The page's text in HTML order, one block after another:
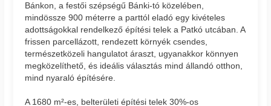
Bánkon, a festői szépségű Bánki-tó közelében,
mindössze 900 méterre a parttól eladó egy kivételes
adottságokkal rendelkező építési telek a Patkó utcában. A
frissen parcellázott, rendezett környék csendes,
természetközeli hangulatot áraszt, ugyanakkor könnyen
megközelíthető, és ideális választás mind állandó otthon,
mind nyaraló építésére.
A 1680 m²-es, belterületi építési telek 30%-os